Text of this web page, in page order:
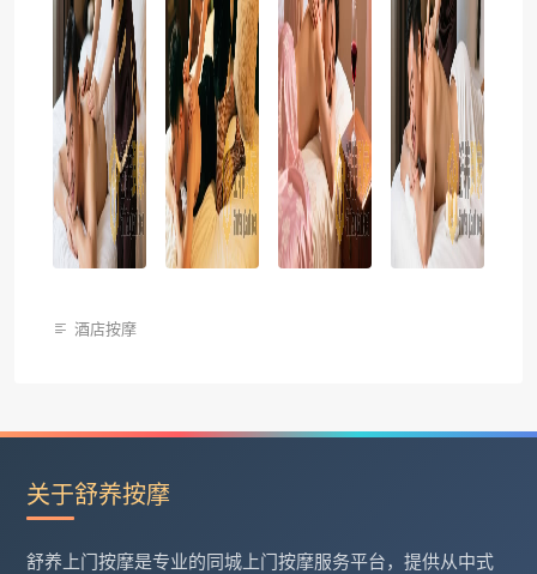
酒店按摩
关于舒养按摩
舒养上门按摩是专业的同城上门按摩服务平台，提供从中式